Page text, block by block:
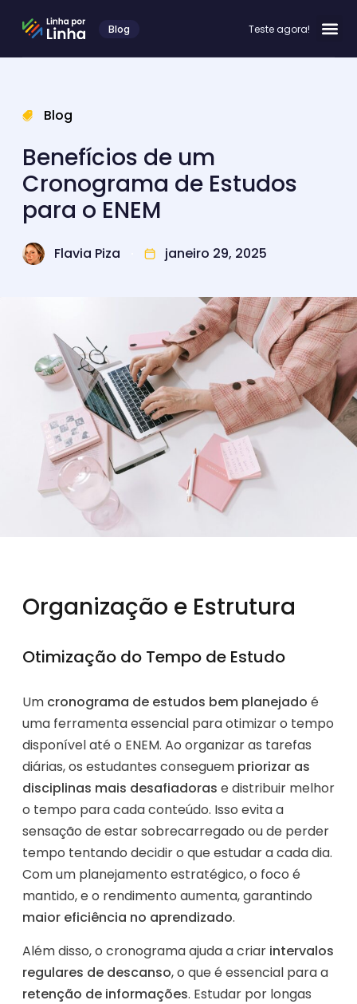
Blog Teste agora!
Blog
Benefícios de um
Cronograma de Estudos
para o ENEM
Flavia Piza janeiro 29, 2025
Organização e Estrutura
Otimização do Tempo de Estudo
Um cronograma de estudos bem planejado é
uma ferramenta essencial para otimizar o tempo
disponível até o ENEM. Ao organizar as tarefas
diárias, os estudantes conseguem priorizar as
disciplinas mais desafiadoras e distribuir melhor
o tempo para cada conteúdo. Isso evita a
sensação de estar sobrecarregado ou de perder
tempo tentando decidir o que estudar a cada dia.
Com um planejamento estratégico, o foco é
mantido, e o rendimento aumenta, garantindo
maior eficiência no aprendizado.
Além disso, o cronograma ajuda a criar intervalos
regulares de descanso, o que é essencial para a
retenção de informações. Estudar por longas